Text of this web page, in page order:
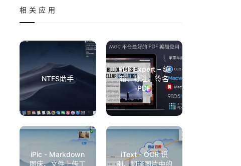
相关应用
NTFS助手
PDF Expert – 编
辑、批注、签名
PDF
iPic - Markdown
图床、文件上传工
iText - OCR 识
别、翻译图片中的